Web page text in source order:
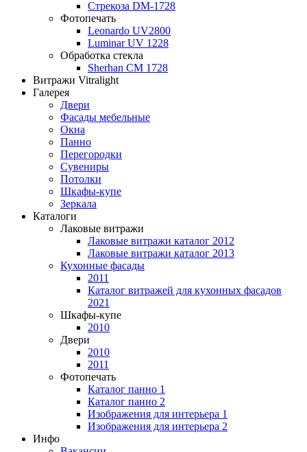
Стрекоза DM-1728
Фотопечать
Leonardo UV2800
Luminar UV 1228
Обработка стекла
Sherhan CM 1728
Витражи Vitralight
Галерея
Двери
Фасады мебельные
Окна
Панно
Перегородки
Сувениры
Потолки
Шкафы-купе
Зеркала
Каталоги
Лаковые витражи
Лаковые витражи каталог 2012
Лаковые витражи каталог 2013
Кухонные фасады
2011
Каталог витражей для кухонных фасадов
2021
Шкафы-купе
2010
Двери
2010
2011
Фотопечать
Каталог панно 1
Каталог панно 2
Изображения для интерьера 1
Изображения для интерьера 2
Инфо